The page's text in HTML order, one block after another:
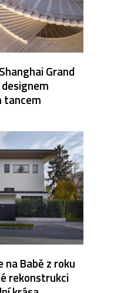
Grand
tancem
na Babě z roku
rekonstrukci